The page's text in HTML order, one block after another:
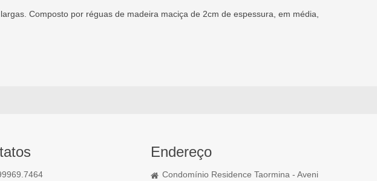
Composto por réguas de madeira maciça de 2cm de espessura, em média,
Endereço
Condomínio Residence Taormina - Aveni